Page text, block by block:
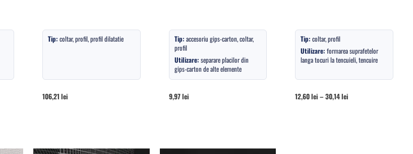
Tip: coltar, profil, profil dilatatie
106,21lei
Tip: accesoriu gips-carton, coltar,
profil
Utilizare: separare placilor din
gips-carton de alte elemente
9,97lei
Tip: coltar, profil
Utilizare: formarea suprafetelor
langa tocuri la tencuieli, tencuire
12,60lei –30,14lei